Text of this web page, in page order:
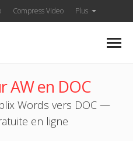
Compress Video Plus
AW en DOC
Words vers DOC —
en ligne